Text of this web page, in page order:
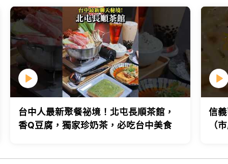
台中人最新聚餐祕境！北屯長順茶館，
香Q豆腐，獨家珍奶茶，必吃台中美食
信
（